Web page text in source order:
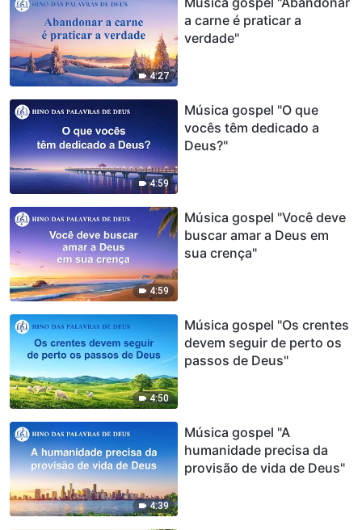
4:27
a carne é praticar a
verdade"
4:59
Música gospel "O que
vocês têm dedicado a
Deus?"
4:59
Música gospel "Você deve
buscar amar a Deus em
sua crença"
4:50
Música gospel "Os crentes
devem seguir de perto os
passos de Deus"
4:39
Música gospel "A
humanidade precisa da
provisão de vida de Deus"